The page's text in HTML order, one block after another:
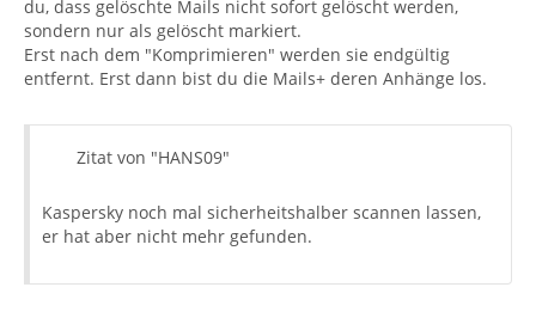
du, dass gelöschte Mails nicht sofort gelöscht werden,
sondern nur als gelöscht markiert.
Erst nach dem "Komprimieren" werden sie endgültig
entfernt. Erst dann bist du die Mails+ deren Anhänge los.
Zitat von "HANS09"
Kaspersky noch mal sicherheitshalber scannen lassen,
er hat aber nicht mehr gefunden.